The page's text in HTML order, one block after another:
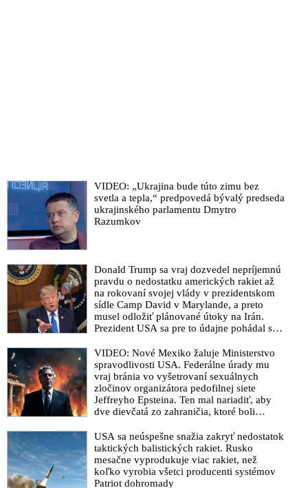
VIDEO: „Ukrajina bude túto zimu bez
svetla a tepla,“ predpovedá bývalý predseda
ukrajinského parlamentu Dmytro
Razumkov
Donald Trump sa vraj dozvedel nepríjemnú
pravdu o nedostatku amerických rakiet až
na rokovaní svojej vlády v prezidentskom
sídle Camp David v Marylande, a preto
musel odložiť plánované útoky na Irán.
Prezident USA sa pre to údajne pohádal so
opaku
VIDEO: Nové Mexiko žaluje Ministerstvo
spravodlivosti USA. Federálne úrady mu
vraj bránia vo vyšetrovaní sexuálnych
zločinov organizátora pedofilnej siete
Jeffreyho Epsteina. Ten mal nariadiť, aby
dve dievčatá zo zahraničia, ktoré boli
pochovali v blízkosti jeho ranča v tomto
americkom štáte
USA sa neúspešne snažia zakryť nedostatok
taktických balistických rakiet. Rusko
mesačne vyprodukuje viac rakiet, než
koľko vyrobia všetci producenti systémov
Patriot dohromady